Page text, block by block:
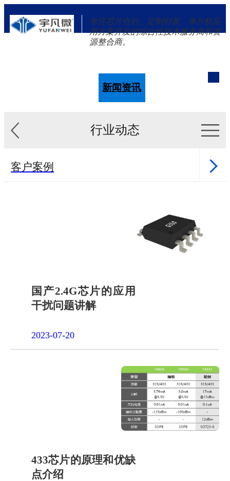
专注芯片合封、定制封装、单片机应
用方案开发的综合性技术服务商和资
源整合商。
新闻资讯
行业动态
客户案例
开发
社会责任
招贤纳士
国产2.4G芯片的应用
干扰问题讲解
2023-07-20
433芯片的原理和优缺
点介绍